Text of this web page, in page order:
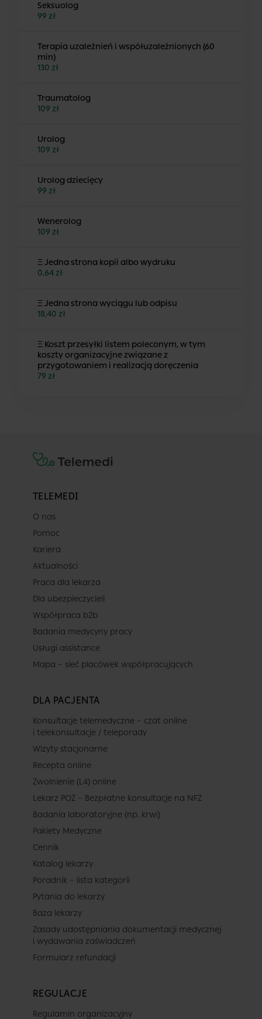
Seksuolog
99 zł
Terapia uzależnień i współuzależnionych (60
min)
130 zł
Traumatolog
109 zł
Urolog
109 zł
Urolog dziecięcy
99 zł
Wenerolog
109 zł
Ξ Jedna strona kopii albo wydruku
0,64 zł
Ξ Jedna strona wyciągu lub odpisu
18,40 zł
Ξ Koszt przesyłki listem poleconym, w tym
koszty organizacyjne związane z
przygotowaniem i realizacją doręczenia
79 zł
TELEMEDI
O nas
Pomoc
Kariera
Aktualności
Praca dla lekarza
Dla ubezpieczycieli
Współpraca b2b
Badania medycyny pracy
Usługi assistance
Mapa – sieć placówek współpracujących
DLA PACJENTA
Konsultacje telemedyczne – czat online
i telekonsultacje / teleporady
Wizyty stacjonarne
Recepta online
Zwolnienie (L4) online
Lekarz POZ – Bezpłatne konsultacje na NFZ
Badania laboratoryjne (np. krwi)
Pakiety Medyczne
Cennik
Katalog lekarzy
Poradnik – lista kategorii
Pytania do lekarzy
Baza lekarzy
Zasady udostępniania dokumentacji medycznej
i wydawania zaświadczeń
Formularz refundacji
REGULACJE
Regulamin organizacyjny